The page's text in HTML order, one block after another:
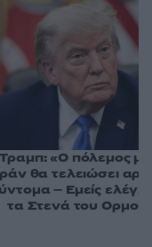
Τραμπ: «Ο πόλεμος με
θα τελειώσει
– Εμείς
τα Στενά του